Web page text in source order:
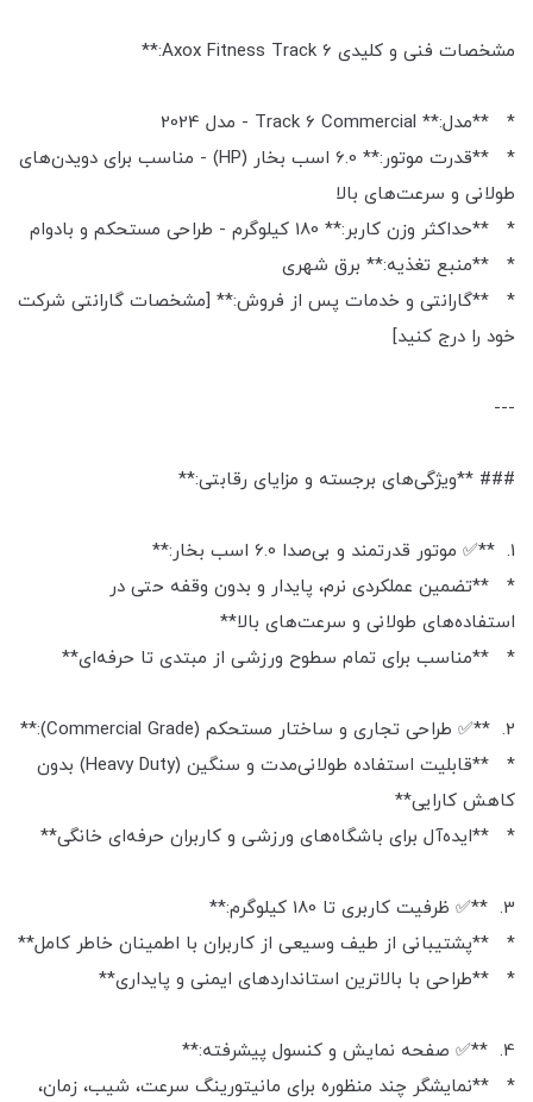
مشخصات فنی و کلیدی Axox Fitness Track 6:**
* **مدل:** Track 6 Commercial - مدل 2024
* **قدرت موتور:** 6.0 اسب بخار (HP) - مناسب برای دویدن‌های
طولانی و سرعت‌های بالا
* **حداکثر وزن کاربر:** 180 کیلوگرم - طراحی مستحکم و بادوام
* **منبع تغذیه:** برق شهری
* **گارانتی و خدمات پس از فروش:** [مشخصات گارانتی شرکت
خود را درج کنید]
---
### **ویژگی‌های برجسته و مزایای رقابتی:**
1. **✅ موتور قدرتمند و بی‌صدا 6.0 اسب بخار:**
* **تضمین عملکردی نرم، پایدار و بدون وقفه حتی در
استفاده‌های طولانی و سرعت‌های بالا**
* **مناسب برای تمام سطوح ورزشی از مبتدی تا حرفه‌ای**
2. **✅ طراحی تجاری و ساختار مستحکم (Commercial Grade):**
* **قابلیت استفاده طولانی‌مدت و سنگین (Heavy Duty) بدون
کاهش کارایی**
* **ایده‌آل برای باشگاه‌های ورزشی و کاربران حرفه‌ای خانگی**
3. **✅ ظرفیت کاربری تا 180 کیلوگرم:**
* **پشتیبانی از طیف وسیعی از کاربران با اطمینان خاطر کامل**
* **طراحی با بالاترین استانداردهای ایمنی و پایداری**
4. **✅ صفحه نمایش و کنسول پیشرفته:**
* **نمایشگر چند منظوره برای مانیتورینگ سرعت، شیب، زمان،